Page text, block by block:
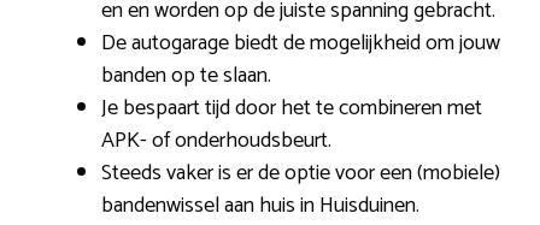
en en worden op de juiste spanning gebracht.
De autogarage biedt de mogelijkheid om jouw
banden op te slaan.
Je bespaart tijd door het te combineren met
APK- of onderhoudsbeurt.
Steeds vaker is er de optie voor een (mobiele)
bandenwissel aan huis in Huisduinen.